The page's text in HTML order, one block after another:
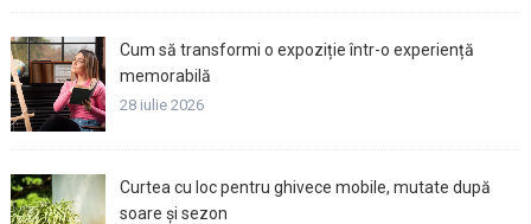
Cum să transformi o expoziție într-o experiență
memorabilă
28 iulie 2026
Curtea cu loc pentru ghivece mobile, mutate după
soare și sezon